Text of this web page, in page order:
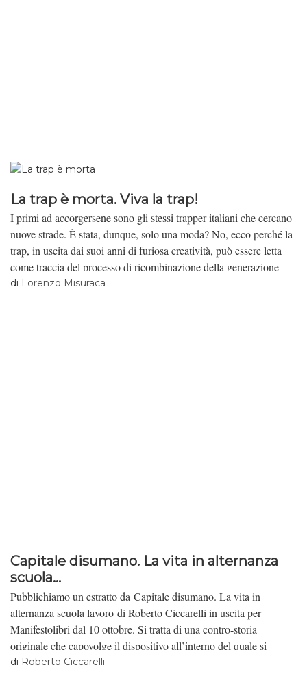
La trap è morta. Viva la trap!
I primi ad accorgersene sono gli stessi trapper italiani che cercano
nuove strade. È stata, dunque, solo una moda? No, ecco perché la
trap, in uscita dai suoi anni di furiosa creatività, può essere letta
come traccia del processo di ricombinazione della generazione
nativa digitale.
di Lorenzo Misuraca
Capitale disumano. La vita in alternanza
scuola...
Pubblichiamo un estratto da Capitale disumano. La vita in
alternanza scuola lavoro di Roberto Ciccarelli in uscita per
Manifestolibri dal 10 ottobre. Si tratta di una contro-storia
originale che capovolge il dispositivo all’interno del quale si
svolgono le nostre vite, un dispositivo che ha nei meccanismi
di Roberto Ciccarelli